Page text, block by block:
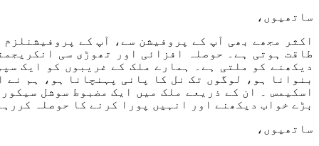
ساتھیوں،
اکثر مجھے بھی آپ کے پروفیشن سے، آپ کے
طاقت ہوتی ہے۔ حوصلہ افزائی اور تھوڑی سی
دیکھنے کو ملتی ہے۔ ہمارے ملک کے غریبوں کو ایک
بنوانا ہو، لوگوں تک نل کا پانی پہنچانا ہو، ہم
اسکیمس ۔ ان کے ذریعے ملک میں ایک مضبوط سوشل
بڑے خواب دیکھنے اور انہیں پورا کرنے کا حوصلہ
ساتھیوں،